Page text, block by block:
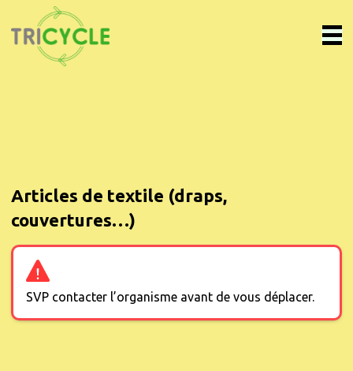
Articles de textile (draps,
couvertures…)
SVP contacter l’organisme avant de vous déplacer.